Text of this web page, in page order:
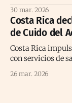
30 mar. 2026
Costa Rica
de Cuido del
Costa Rica
con servicios de
26 mar. 2026